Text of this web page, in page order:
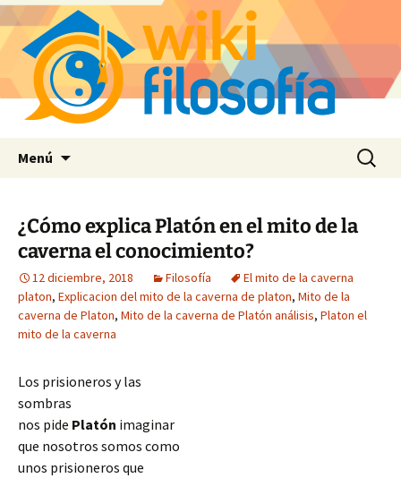
Menú Buscar:
¿Cómo explica Platón en el mito de la
caverna el conocimiento?
12 diciembre, 2018 Filosofía
El mito de la caverna
platon, Explicacion del mito de la caverna de platon, Mito de la
caverna de Platon, Mito de la caverna de Platón análisis, Platon el
mito de la caverna
Los prisioneros y las
sombras
nos pide Platón imaginar
que nosotros somos como
unos prisioneros que